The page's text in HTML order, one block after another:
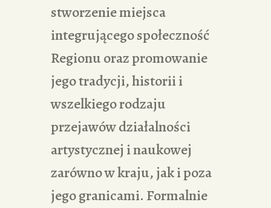
stworzenie miejsca
integrującego społeczność
Regionu oraz promowanie
jego tradycji, historii i
wszelkiego rodzaju
przejawów działalności
artystycznej i naukowej
zarówno w kraju, jak i poza
jego granicami. Formalnie